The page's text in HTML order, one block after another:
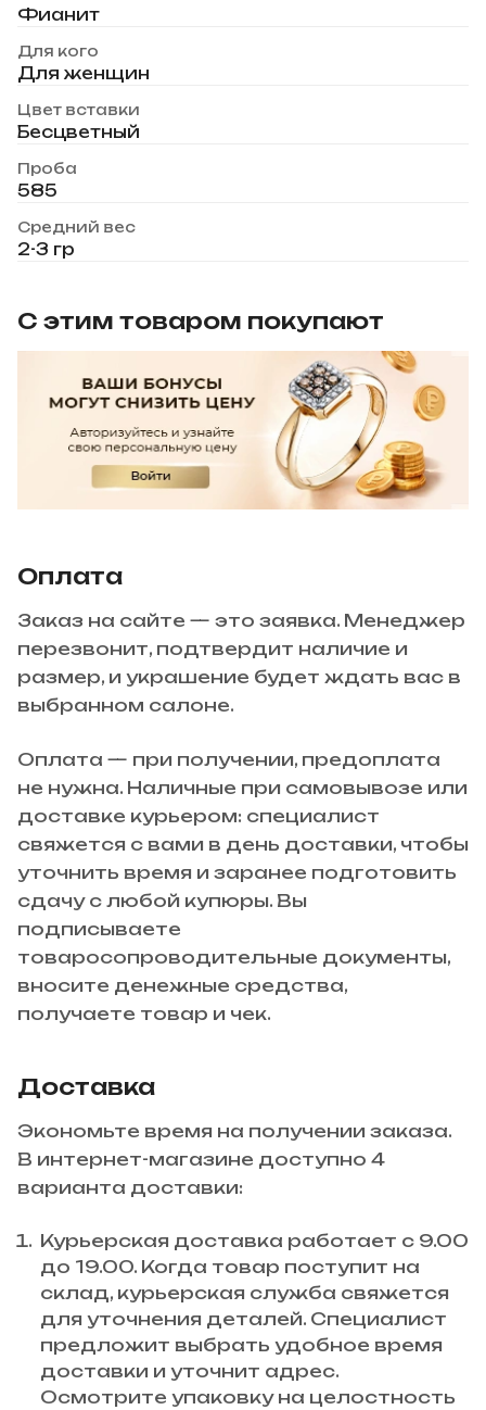
Фианит
Для кого
Для женщин
Цвет вставки
Бесцветный
Проба
585
Средний вес
2-3 гр
С этим товаром покупают
Оплата
Заказ на сайте — это заявка. Менеджер
перезвонит, подтвердит наличие и
размер, и украшение будет ждать вас в
выбранном салоне.
Оплата — при получении, предоплата
не нужна. Наличные при самовывозе или
доставке курьером: специалист
свяжется с вами в день доставки, чтобы
уточнить время и заранее подготовить
сдачу с любой купюры. Вы
подписываете
товаросопроводительные документы,
вносите денежные средства,
получаете товар и чек.
Доставка
Экономьте время на получении заказа.
В интернет-магазине доступно 4
варианта доставки:
Курьерская доставка работает с 9.00
до 19.00. Когда товар поступит на
склад, курьерская служба свяжется
для уточнения деталей. Специалист
предложит выбрать удобное время
доставки и уточнит адрес.
Осмотрите упаковку на целостность